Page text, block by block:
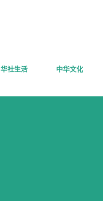
华社生活 中华文化